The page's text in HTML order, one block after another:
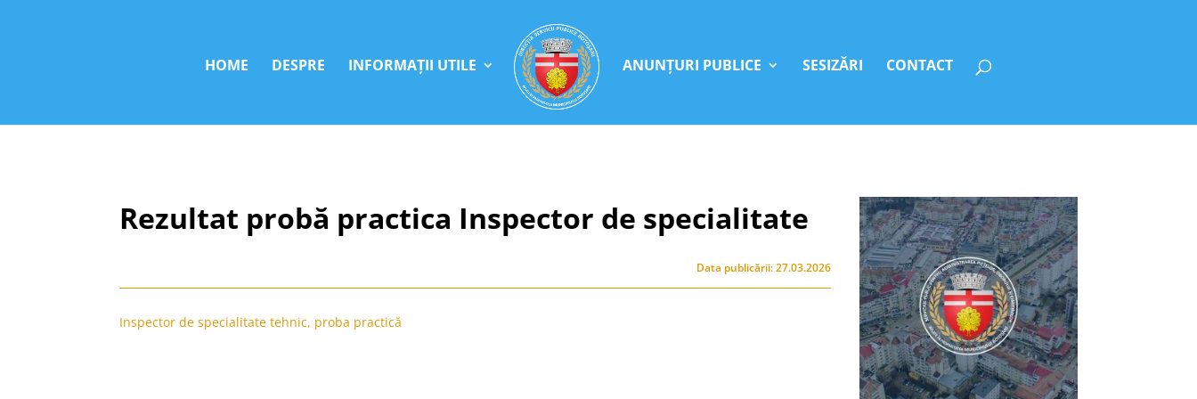
HOME DESPRE INFORMAȚII UTILE ANUNȚURI PUBLICE SESIZĂRI CONTACT
Rezultat probă practica Inspector de specialitate
Data publicării: 27.03.2026
Inspector de specialitate tehnic, proba practică